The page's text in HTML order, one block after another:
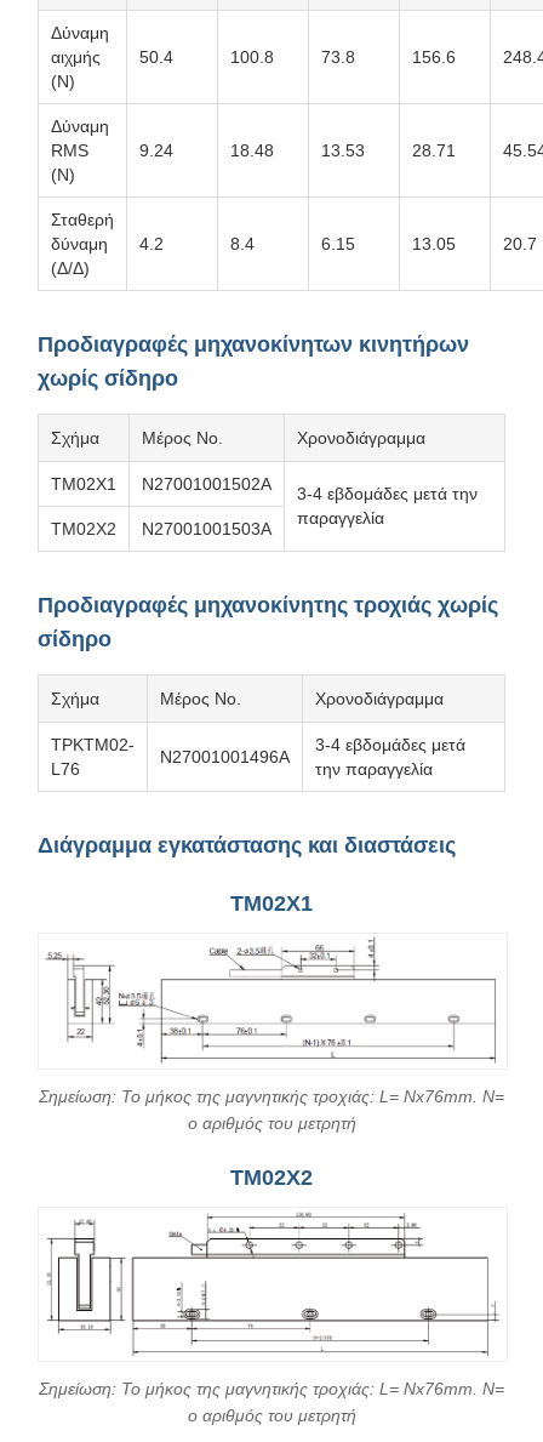
Δύναμη
αιχμής
(N)
50.4 100.8 73.8 156.6
Δύναμη
RMS
(N)
9.24 18.48 13.53 28.71
Σταθερή
δύναμη
(Δ/Δ)
4.2 8.4 6.15 13.05 20.7
Προδιαγραφές μηχανοκίνητων κινητήρων
χωρίς σίδηρο
Σχήμα Μέρος Νο. Χρονοδιάγραμμα
TM02X1 N27001001502Α
3-4 εβδομάδες μετά την
παραγγελία
TM02X2 N27001001503A
Προδιαγραφές μηχανοκίνητης τροχιάς χωρίς
σίδηρο
Σχήμα Μέρος Νο. Χρονοδιάγραμμα
ΤΡΚTM02-
L76
N27001001496Α
3-4 εβδομάδες μετά
την παραγγελία
Διάγραμμα εγκατάστασης και διαστάσεις
TM02X1
Σημείωση: Το μήκος της μαγνητικής τροχιάς: L= Nx76mm. N=
ο αριθμός του μετρητή
TM02X2
Σημείωση: Το μήκος της μαγνητικής τροχιάς: L= Nx76mm. N=
ο αριθμός του μετρητή